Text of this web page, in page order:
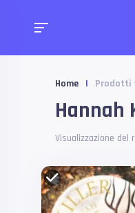
Home | Prodotti
Hannah
Visualizzazione del